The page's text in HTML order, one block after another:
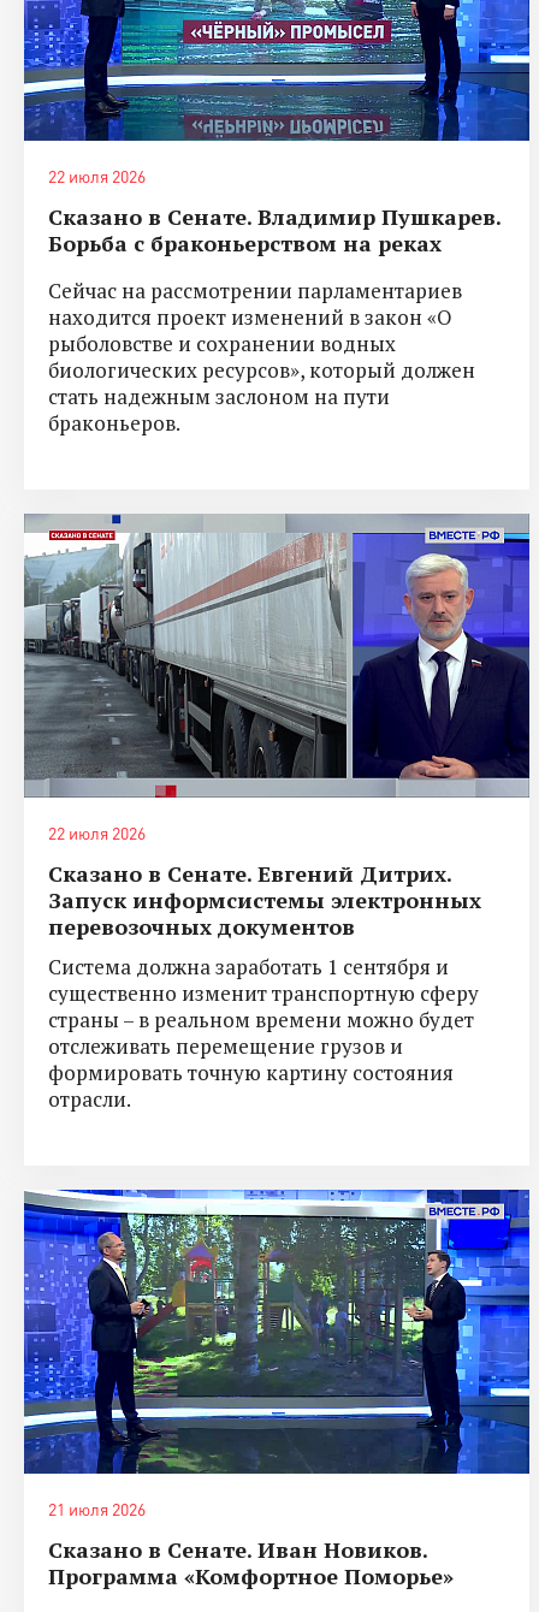
22 июля 2026
Сказано в Сенате. Владимир Пушкарев.
Борьба с браконьерством на реках
Сейчас на рассмотрении парламентариев
находится проект изменений в закон «О
рыболовстве и сохранении водных
биологических ресурсов», который должен
стать надежным заслоном на пути
браконьеров.
22 июля 2026
Сказано в Сенате. Евгений Дитрих.
Запуск информсистемы электронных
перевозочных документов
Система должна заработать 1 сентября и
существенно изменит транспортную сферу
страны – в реальном времени можно будет
отслеживать перемещение грузов и
формировать точную картину состояния
отрасли.
21 июля 2026
Сказано в Сенате. Иван Новиков.
Программа «Комфортное Поморье»